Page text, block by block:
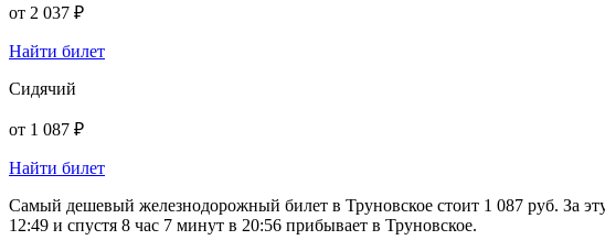
от 2 037 ₽
Найти билет
Сидячий
от 1 087 ₽
Найти билет
Самый дешевый железнодорожный билет в Труновское стоит 1 087 руб. За
12:49 и спустя 8 час 7 минут в 20:56 прибывает в Труновское.